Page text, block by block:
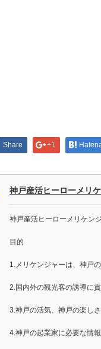
Share +1
神戸産活ヒーローメリ
神戸産活ヒーローメリケン
目的
1.メリケンジャーは、神戸
2.国内外の観光客の誘導に
3.神戸の活気、神戸の楽し
4.神戸の起業家に必要な情